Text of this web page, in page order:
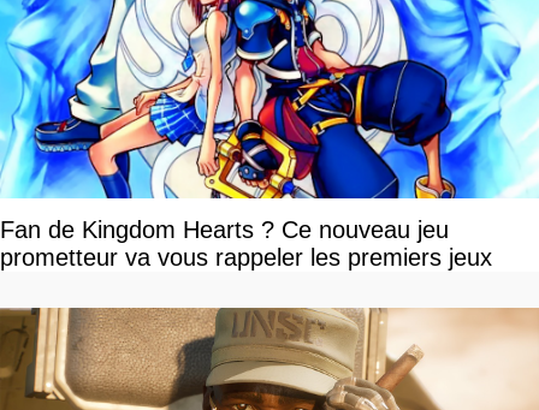
Fan de Kingdom Hearts ? Ce nouveau jeu
prometteur va vous rappeler les premiers jeux